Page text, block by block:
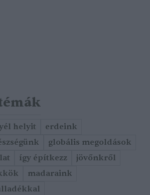
helyit
erdeink
globális megoldások
így építkezz
jövőnkről
madaraink